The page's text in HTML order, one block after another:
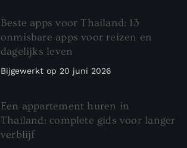
Beste apps voor Thailand: 13
onmisbare apps voor reizen en
dagelijks leven
Bijgewerkt op 20 juni 2026
Een appartement huren in
Thailand: complete gids voor langer
verblijf